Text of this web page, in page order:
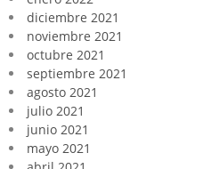
diciembre 2021
noviembre 2021
octubre 2021
septiembre 2021
agosto 2021
julio 2021
junio 2021
mayo 2021